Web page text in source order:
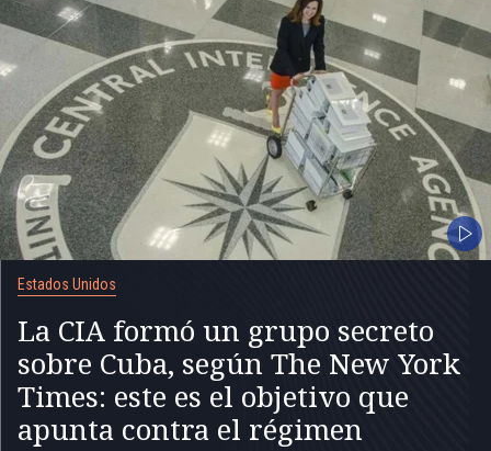
Estados Unidos
La CIA formó un grupo secreto
sobre Cuba, según The New York
Times: este es el objetivo que
apunta contra el régimen